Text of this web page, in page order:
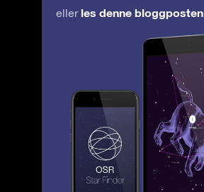
eller les denne bloggposten